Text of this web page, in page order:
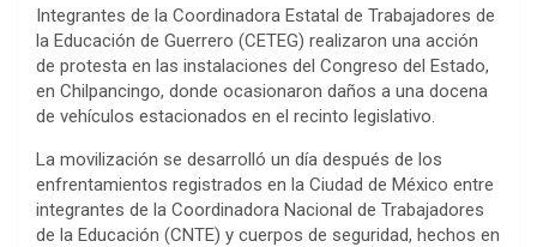
Integrantes de la Coordinadora Estatal de Trabajadores de
la Educación de Guerrero (CETEG) realizaron una acción
de protesta en las instalaciones del Congreso del Estado,
en Chilpancingo, donde ocasionaron daños a una docena
de vehículos estacionados en el recinto legislativo.
La movilización se desarrolló un día después de los
enfrentamientos registrados en la Ciudad de México entre
integrantes de la Coordinadora Nacional de Trabajadores
de la Educación (CNTE) y cuerpos de seguridad, hechos en